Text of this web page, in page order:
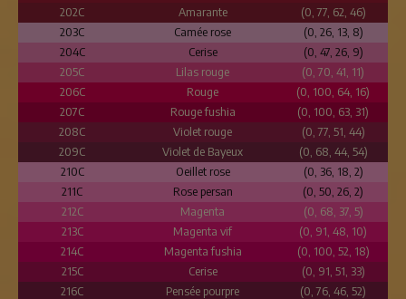
202C
Amarante
(0, 77, 62, 46)
203C
Camée rose
(0, 26, 13, 8)
204C
Cerise
(0, 47, 26, 9)
205C
Lilas rouge
(0, 70, 41, 11)
206C
Rouge
(0, 100, 64, 16)
207C
Rouge fushia
(0, 100, 63, 31)
208C
Violet rouge
(0, 77, 51, 44)
209C
Violet de Bayeux
(0, 68, 44, 54)
210C
Oeillet rose
(0, 36, 18, 2)
211C
Rose persan
(0, 50, 26, 2)
212C
Magenta
(0, 68, 37, 5)
213C
Magenta vif
(0, 91, 48, 10)
214C
Magenta fushia
(0, 100, 52, 18)
215C
Cerise
(0, 91, 51, 33)
216C
Pensée pourpre
(0, 76, 46, 52)